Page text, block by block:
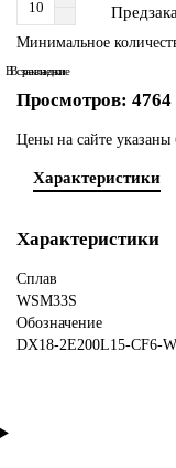
Минимальное
В закладки
В сравнение
Просмотров: 4764
Цены на сайте
Характеристики
Характеристики
Сплав
WSM33S
Обозначение
DX18-2E200L15-CF6-